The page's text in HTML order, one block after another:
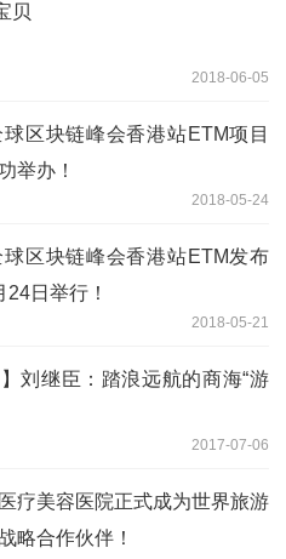
贝
2018-06-05
区块链峰会香港站ETM项目
举办！
2018-05-24
球区块链峰会香港站ETM发布
日举行！
2018-05-21
】刘继臣：踏浪远航的商海“游
2017-07-06
疗美容医院正式成为世界旅游
略合作伙伴！